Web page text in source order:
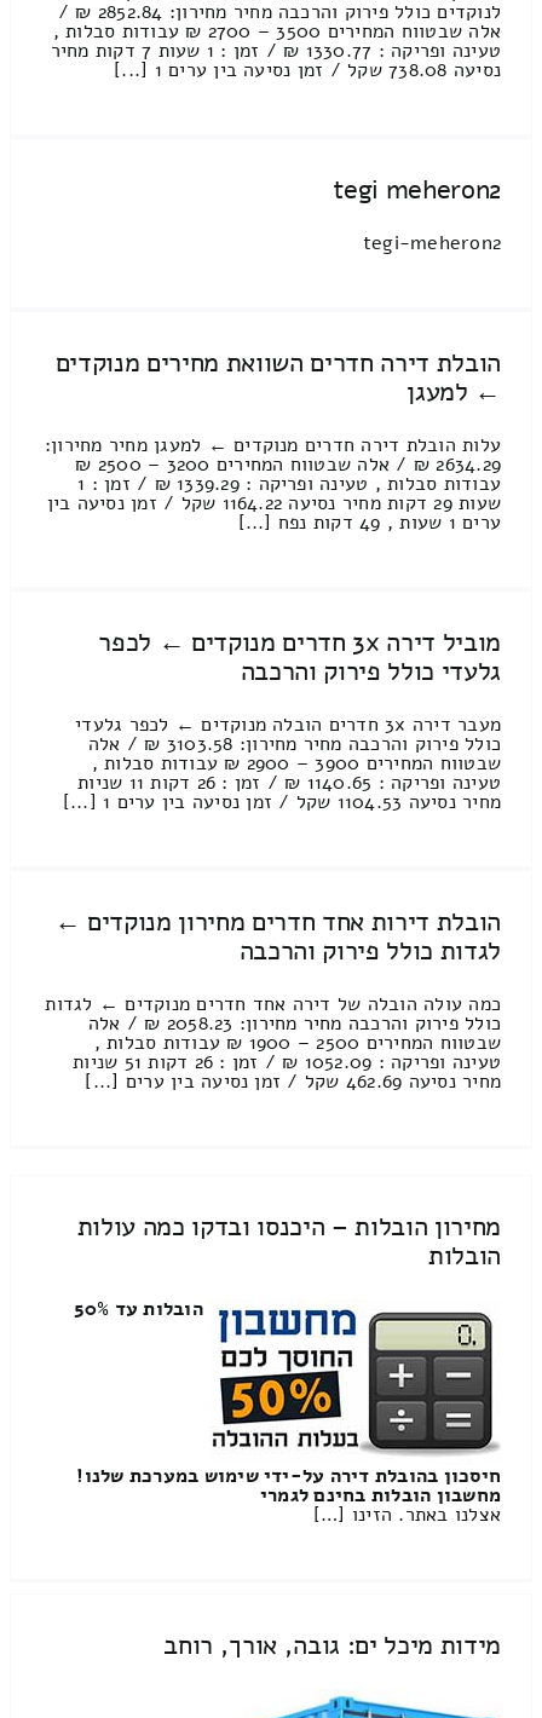
לנוקדים כולל פירוק והרכבה מחיר מחירון: 2852.84 ₪ /
אלה שבטווח המחירים 3500 – 2700 ₪ עבודות סבלות ,
טעינה ופריקה : 1330.77 ₪ / זמן : 1 שעות 7 דקות מחיר
נסיעה 738.08 שקל / זמן נסיעה בין ערים 1 [...]
tegi meheron2
tegi-meheron2
הובלת דירה חדרים השוואת מחירים מנוקדים
← למעגן
עלות הובלת דירה חדרים מנוקדים ← למעגן מחיר מחירון:
2634.29 ₪ / אלה שבטווח המחירים 3200 – 2500 ₪
עבודות סבלות , טעינה ופריקה : 1339.29 ₪ / זמן : 1
שעות 29 דקות מחיר נסיעה 1164.22 שקל / זמן נסיעה בין
ערים 1 שעות , 49 דקות נפח [...]
מוביל דירה 3x חדרים מנוקדים ← לכפר
גלעדי כולל פירוק והרכבה
מעבר דירה 3x חדרים הובלה מנוקדים ← לכפר גלעדי
כולל פירוק והרכבה מחיר מחירון: 3103.58 ₪ / אלה
שבטווח המחירים 3900 – 2900 ₪ עבודות סבלות ,
טעינה ופריקה : 1140.65 ₪ / זמן : 26 דקות 11 שניות
מחיר נסיעה 1104.53 שקל / זמן נסיעה בין ערים 1 [...]
הובלת דירות אחד חדרים מחירון מנוקדים ←
לגדות כולל פירוק והרכבה
כמה עולה הובלה של דירה אחד חדרים מנוקדים ← לגדות
כולל פירוק והרכבה מחיר מחירון: 2058.23 ₪ / אלה
שבטווח המחירים 2500 – 1900 ₪ עבודות סבלות ,
טעינה ופריקה : 1052.09 ₪ / זמן : 26 דקות 51 שניות
מחיר נסיעה 462.69 שקל / זמן נסיעה בין ערים [...]
מחירון הובלות – היכנסו ובדקו כמה עולות
הובלות
הובלות עד 50%
חיסכון בהובלת דירה על-ידי שימוש במערכת שלנו!
מחשבון הובלות בחינם לגמרי
אצלנו באתר. הזינו […]
מידות מיכל ים: גובה, אורך, רוחב